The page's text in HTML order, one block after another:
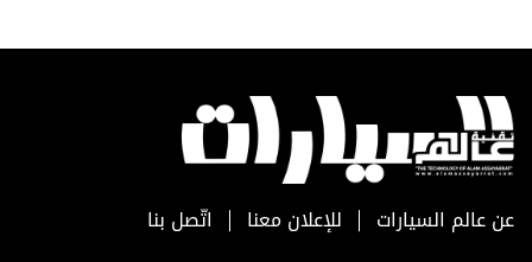
عن عالم السيارات للإعلان معنا اتّصل بنا